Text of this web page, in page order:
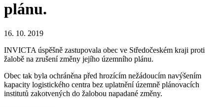
plánu.
16. 10. 2019
INVICTA úspěšně zastupovala obec ve Středočeském kraji proti
žalobě na zrušení změny jejího územního plánu.
Obec tak byla ochráněna před hrozícím nežádoucím navýšením
kapacity logistického centra bez uplatnění územně plánovacích
institutů zakotvených do žalobou napadané změny.